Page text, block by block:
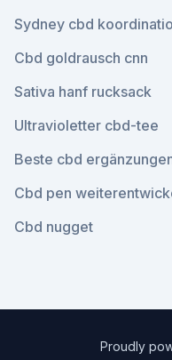
Sydney cbd
Cbd goldrausch cnn
Sativa hanf rucksack
Ultravioletter cbd-tee
Beste cbd
Cbd pen
Cbd nugget
Proudly